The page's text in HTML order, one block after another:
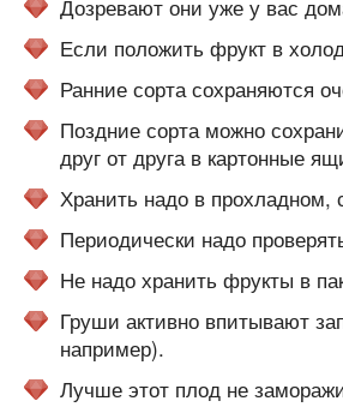
Дозревают они уже у вас
Если положить фрукт в
Ранние сорта сохраняются
Поздние сорта можно
друг от друга в картонные
Хранить надо в прохладном,
Периодически надо
Не надо хранить фрукты в
Груши активно впитывают
например).
Лучше этот плод не